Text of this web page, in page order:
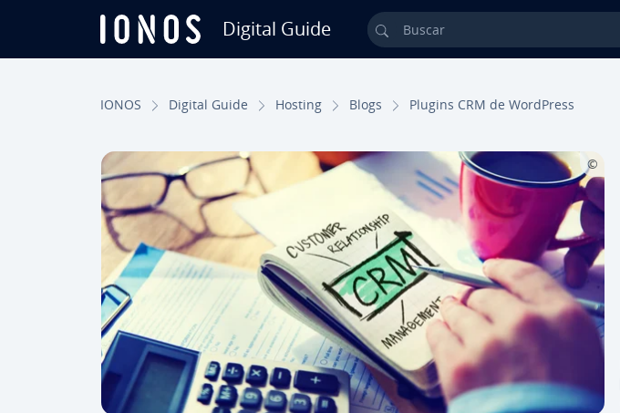
Digital Guide Buscar
IONOS Digital Guide Hosting Blogs Plugins CRM de WordPress